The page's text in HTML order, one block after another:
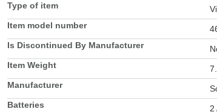
Type of item
Item model number
Is Discontinued By Manufacturer
Item Weight
Manufacturer
Batteries
2